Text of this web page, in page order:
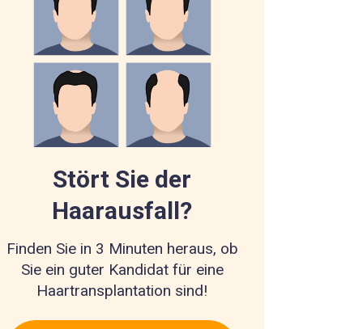
Stört Sie der
Haarausfall?
Finden Sie in 3 Minuten heraus, ob
Sie ein guter Kandidat für eine
Haartransplantation sind!